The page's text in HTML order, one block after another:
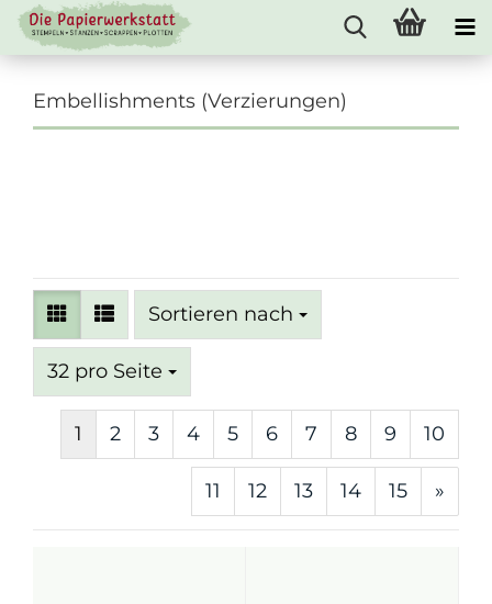
Embellishments (Verzierungen)
Sortieren nach
Sortieren nach
32 pro Seite
pro Seite
1 2 3 4 5 6 7 8 9 10
11 12 13 14 15 »